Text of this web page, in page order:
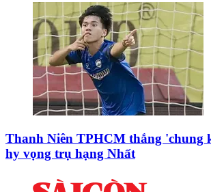
Thanh Niên TPHCM thắng 'chung
hy vọng trụ hạng Nhất